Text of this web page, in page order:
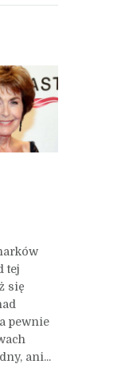
tej
się
pewnie
ani...